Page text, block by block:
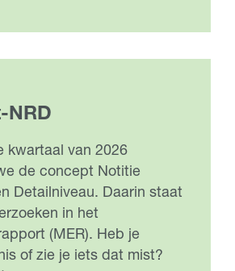
NRD
kwartaal van 2026
de concept Notitie
Detailniveau. Daarin staat
in het
(MER). Heb je
of zie je iets dat mist?